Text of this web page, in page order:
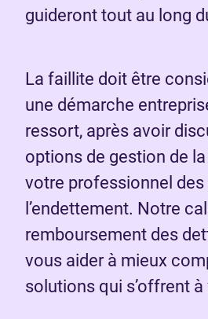
guideront tout au long
La faillite doit être
une démarche
ressort, après avoir
options de gestion de
votre professionnel
l’endettement. Notre
remboursement des
vous aider à mieux
solutions qui s’offrent à